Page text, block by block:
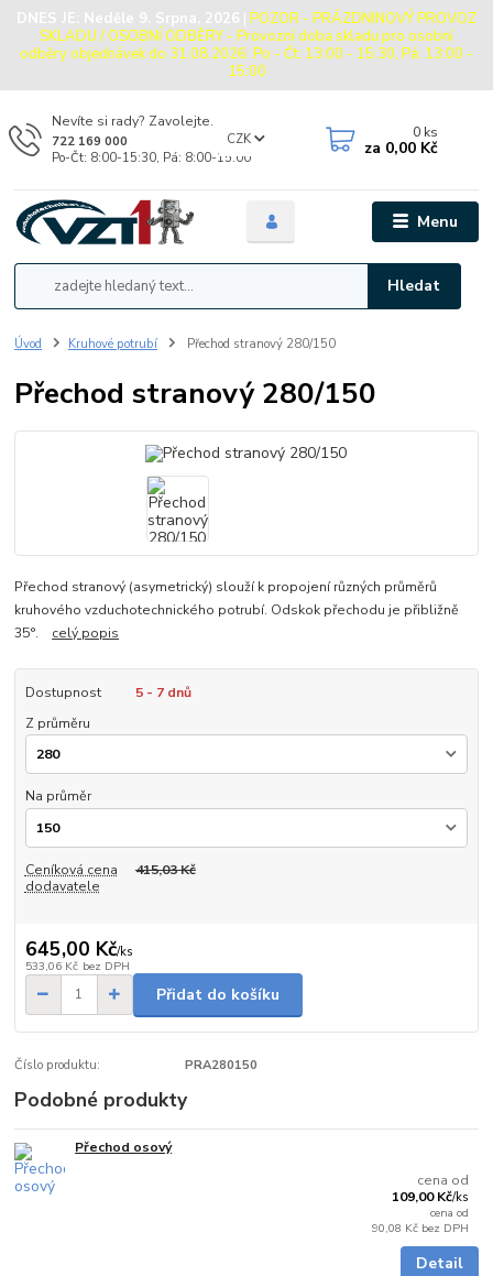
DNES JE: Neděle 9. Srpna, 2026 | POZOR - PRÁZDNINOVÝ PROVOZ
SKLADU / OSOBNÍ ODBĚRY - Provozní doba skladu pro osobní
odběry objednávek do 31.08.2026: Po - Čt: 13:00 - 15:30, Pá: 13:00 -
15:00
Menu
CZK
Hledat
Nevíte si rady? Zavolejte.
722 169 000
Po-Čt: 8:00-15:30, Pá: 8:00-15:00
0 ks
za 0,00 Kč
Úvod Kruhové potrubí Přechod stranový 280/150
Přechod stranový 280/150
Přechod stranový (asymetrický) slouží k propojení různých průměrů
kruhového vzduchotechnického potrubí. Odskok přechodu je přibližně
35°. celý popis
Dostupnost
5 - 7 dnů
Z průměru
Na průměr
Ceníková cena
dodavatele
415,03 Kč
645,00 Kč/ks
533,06 Kč bez DPH
Přidat do košíku
Číslo produktu: PRA280150
Podobné produkty
Přechod osový
cena od
109,00 Kč/ks
cena od
90,08 Kč bez DPH
Detail